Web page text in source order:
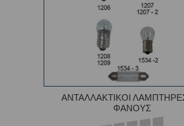
ΑΝΤΑΛΛΑΚΤΙΚΟΙ
ΦΑΝΟΥΣ